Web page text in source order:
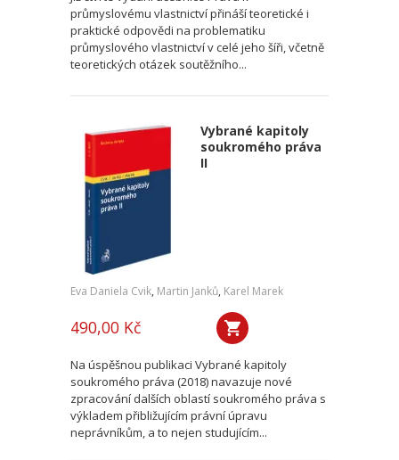
průmyslovému vlastnictví přináší teoretické i
praktické odpovědi na problematiku
průmyslového vlastnictví v celé jeho šíři, včetně
teoretických otázek soutěžního...
Vybrané kapitoly
soukromého práva
II
Eva Daniela Cvik, Martin Janků, Karel Marek
490,00 Kč
Na úspěšnou publikaci Vybrané kapitoly
soukromého práva (2018) navazuje nové
zpracování dalších oblastí soukromého práva s
výkladem přibližujícím právní úpravu
neprávníkům, a to nejen studujícím...